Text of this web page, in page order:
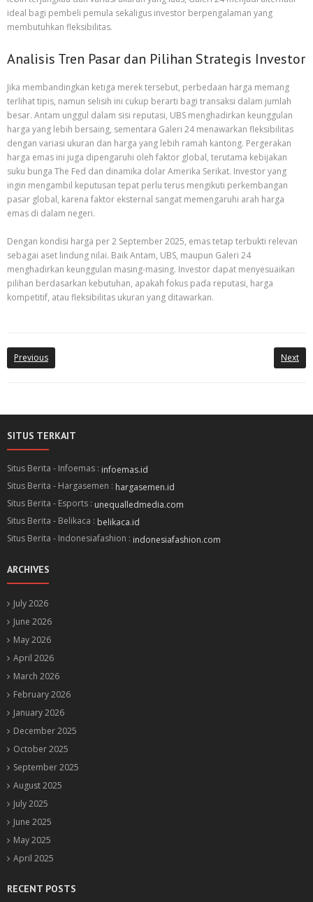
ideal bagi pembeli pemula sekaligus investor berpengalaman yang
membutuhkan fleksibilitas.
Analisis Tren Pasar dan Pilihan Strategis Investor
Jika membandingkan ketiga merek tersebut, perbedaan harga memang
terlihat tipis, namun selisih ini cukup berarti bagi transaksi dalam jumlah
besar. Antam unggul dalam sisi reputasi, UBS menghadirkan keunggulan
harga yang lebih bersaing, sementara Galeri 24 menawarkan fleksibilitas
dengan variasi ukuran dan harga yang lebih ramah kantong. Pergerakan
harga emas ini juga dipengaruhi oleh faktor global, terutama kebijakan
suku bunga The Fed dan dinamika dolar Amerika Serikat. Investor yang
ingin mengambil keputusan tepat perlu terus mengikuti perkembangan
pasar global, karena faktor eksternal sangat memengaruhi arah harga
emas di dalam negeri.
Dengan kondisi harga per 2 September 2025, emas tetap terbukti relevan
sebagai aset lindung nilai. Baik Antam, UBS, maupun Galeri 24
menghadirkan keunggulan masing-masing. Investor dapat menyesuaikan
pilihan berdasarkan kebutuhan, apakah fokus pada reputasi, harga
kompetitif, atau fleksibilitas ukuran yang ditawarkan.
Previous Next
SITUS TERKAIT
Situs Berita - Infoemas : infoemas.id
Situs Berita - Hargasemen : hargasemen.id
Situs Berita - Esports : unequalledmedia.com
Situs Berita - Belikaca : belikaca.id
Situs Berita - Indonesiafashion : indonesiafashion.com
ARCHIVES
July 2026
June 2026
May 2026
April 2026
March 2026
February 2026
January 2026
December 2025
October 2025
September 2025
August 2025
July 2025
June 2025
May 2025
April 2025
RECENT POSTS